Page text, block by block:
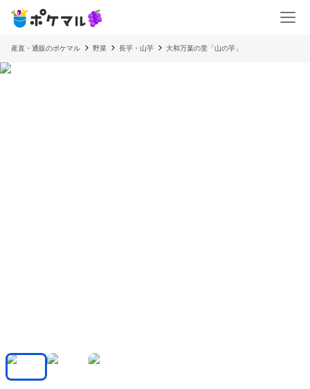
産直・通販のポケマル 野菜 長芋・山芋 大和万葉の里「山の芋」